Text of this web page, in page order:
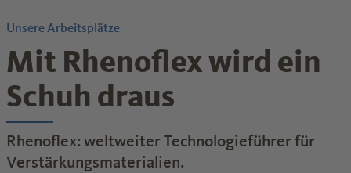
Unsere Arbeitsplätze
Mit Rhenoflex wird ein
Schuh draus
Rhenoflex: weltweiter Technologieführer für
Verstärkungsmaterialien.